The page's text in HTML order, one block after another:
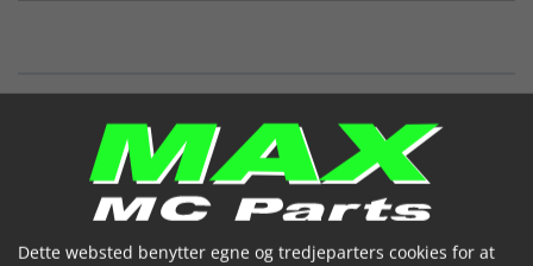
SPEEDOMETER(GT12
(34100HM7950)

Dette websted benytter egne og tredjeparters cookies for at